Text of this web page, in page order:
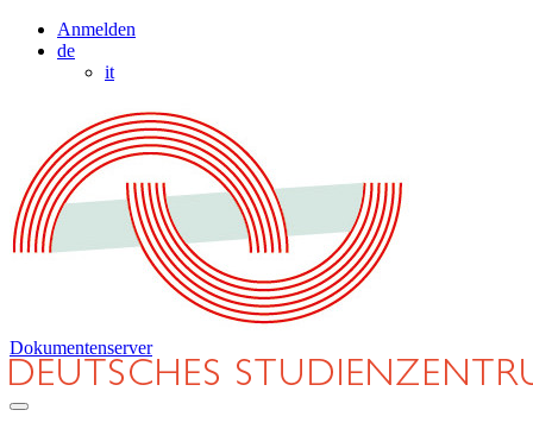
Anmelden
de
it
Dokumentenserver